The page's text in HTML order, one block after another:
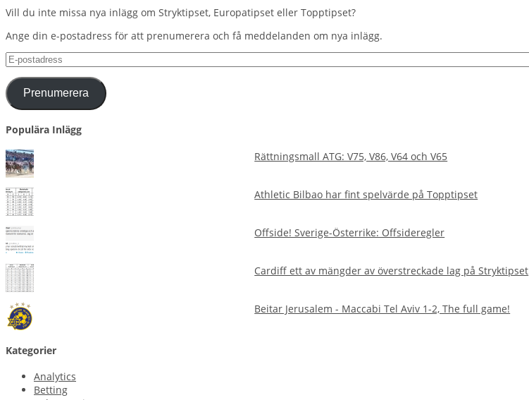
Vill du inte missa nya inlägg om Stryktipset, Europatipset eller Topptipset?
Ange din e-postadress för att prenumerera och få meddelanden om nya inlägg.
E-
postadress
Prenumerera
Populära Inlägg
Rättningsmall ATG: V75, V86, V64 och V65
Athletic Bilbao har fint spelvärde på Topptipset
Offside! Sverige-Österrike: Offsideregler
Cardiff ett av mängder av överstreckade lag på Stryktipset
Beitar Jerusalem - Maccabi Tel Aviv 1-2, The full game!
Kategorier
Analytics
Betting